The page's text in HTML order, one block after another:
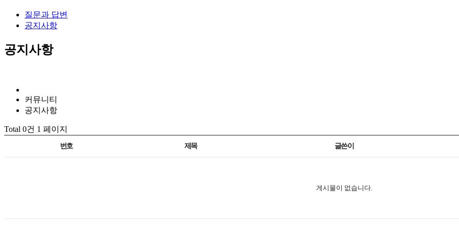
질문과 답변
공지사항
공지사항
커뮤니티
공지사항
Total 0건 1 페이지
번호 제목 글쓴이
게시물이 없습니다.